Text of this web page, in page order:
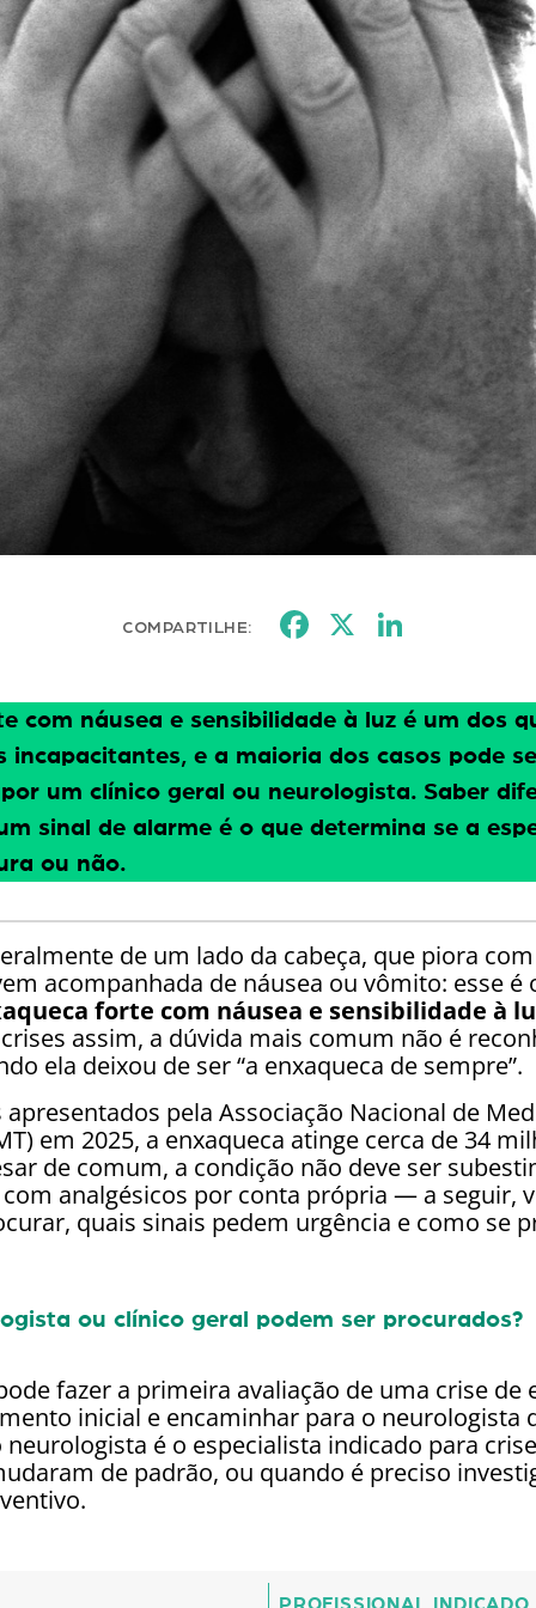
COMPARTILHE: Facebook
X
com náusea e sensibilidade à luz é um dos
incapacitantes, e a maioria dos casos pode
um clínico geral ou neurologista. Saber
sinal de alarme é o que determina se a
ou não.
de um lado da cabeça, que piora
acompanhada de náusea ou vômito: esse é
forte com náusea e sensibilidade à
assim, a dúvida mais comum não é
ela deixou de ser “a enxaqueca de sempre”.
apresentados pela Associação Nacional de
em 2025, a enxaqueca atinge cerca de 34
de comum, a condição não deve ser
analgésicos por conta própria — a seguir,
quais sinais pedem urgência e como se
ou clínico geral podem ser procurados?
fazer a primeira avaliação de uma crise de
inicial e encaminhar para o neurologista
neurologista é o especialista indicado para
de padrão, ou quando é preciso